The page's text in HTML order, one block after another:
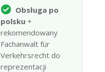
Obsługa po
polsku+
rekomendowany
Fachanwalt für
Verkehrsrecht do
reprezentacji